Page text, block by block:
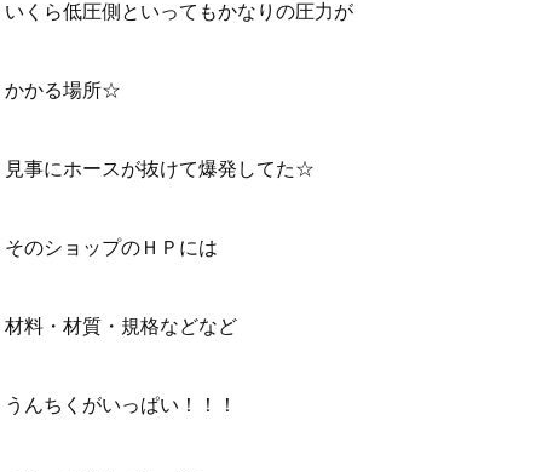
いくら低圧側といってもかなりの圧力が
かかる場所☆
見事にホースが抜けて爆発してた☆
そのショップのＨＰには
材料・材質・規格などなど
うんちくがいっぱい！！！